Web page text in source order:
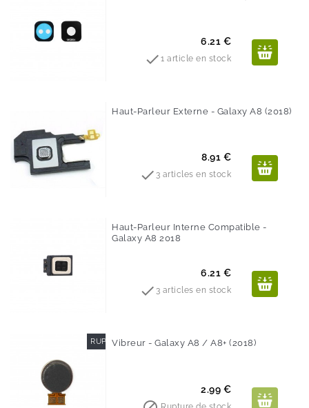
Prix
6.21 €
1 article en stock
Haut-Parleur Externe - Galaxy A8 (2018)
Prix
8.91 €
 3 articles en stock
Haut-Parleur Interne Compatible -
Galaxy A8 2018
Prix
6.21 €
 3 articles en stock
RUPTURE DE STOCK
Vibreur - Galaxy A8 / A8+ (2018)
Prix
2.99 €